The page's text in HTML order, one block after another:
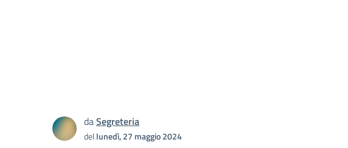
daSegreteria
dellunedì, 27 maggio 2024